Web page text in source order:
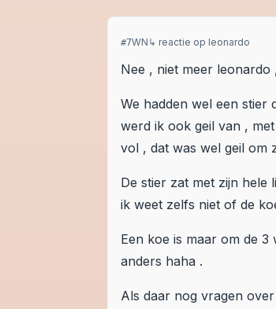
#7WN ↳ reactie op leonardo
Nee , niet meer
We hadden wel een stier
werd ik ook geil van ,
vol , dat was wel geil om
De stier zat met zijn hele
ik weet zelfs niet of de
Een koe is maar om de
anders haha .
Als daar nog vragen